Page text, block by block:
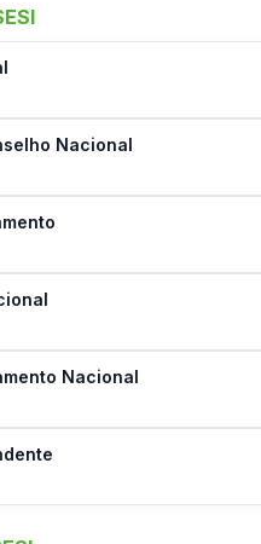
Nacional
Nacional